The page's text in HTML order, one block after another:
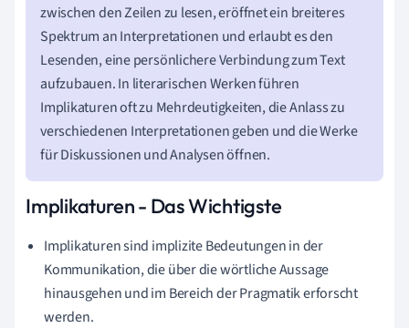
zwischen den Zeilen zu lesen, eröffnet ein breiteres
Spektrum an Interpretationen und erlaubt es den
Lesenden, eine persönlichere Verbindung zum Text
aufzubauen. In literarischen Werken führen
Implikaturen oft zu Mehrdeutigkeiten, die Anlass zu
verschiedenen Interpretationen geben und die Werke
für Diskussionen und Analysen öffnen.
Implikaturen - Das Wichtigste
Implikaturen sind implizite Bedeutungen in der
Kommunikation, die über die wörtliche Aussage
hinausgehen und im Bereich der Pragmatik erforscht
werden.